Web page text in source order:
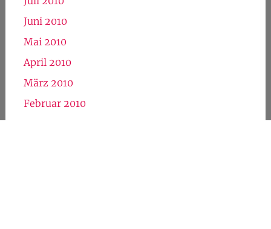
Juni 2010
Mai 2010
April 2010
März 2010
Februar 2010